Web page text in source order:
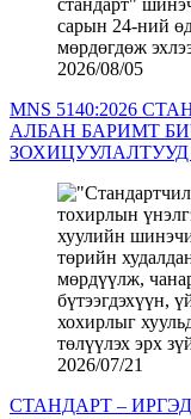
2026/08/05
MNS 5140:2026
АЛБАН БАРИМТ
2026/07/21
СТАНДАРТ –